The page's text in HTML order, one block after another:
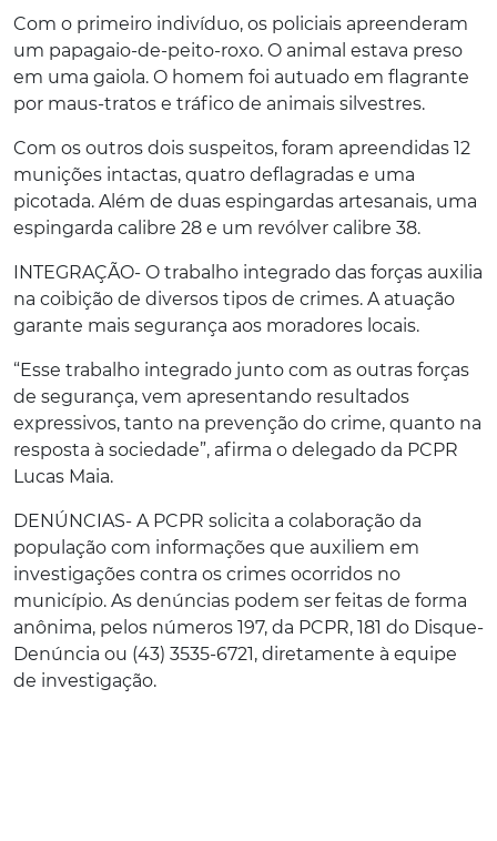
Com o primeiro indivíduo, os policiais apreenderam
um papagaio-de-peito-roxo. O animal estava preso
em uma gaiola. O homem foi autuado em flagrante
por maus-tratos e tráfico de animais silvestres.
Com os outros dois suspeitos, foram apreendidas 12
munições intactas, quatro deflagradas e uma
picotada. Além de duas espingardas artesanais, uma
espingarda calibre 28 e um revólver calibre 38.
INTEGRAÇÃO- O trabalho integrado das forças auxilia
na coibição de diversos tipos de crimes. A atuação
garante mais segurança aos moradores locais.
“Esse trabalho integrado junto com as outras forças
de segurança, vem apresentando resultados
expressivos, tanto na prevenção do crime, quanto na
resposta à sociedade”, afirma o delegado da PCPR
Lucas Maia.
DENÚNCIAS- A PCPR solicita a colaboração da
população com informações que auxiliem em
investigações contra os crimes ocorridos no
município. As denúncias podem ser feitas de forma
anônima, pelos números 197, da PCPR, 181 do Disque-
Denúncia ou (43) 3535-6721, diretamente à equipe
de investigação.